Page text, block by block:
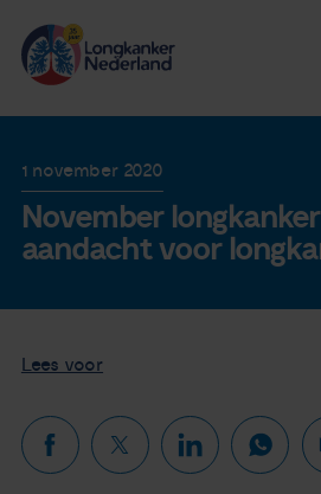
Longkanker
Leven met
Thymuskankers
Steun ons
1 november 2020
November
aandacht voor
Lees voor